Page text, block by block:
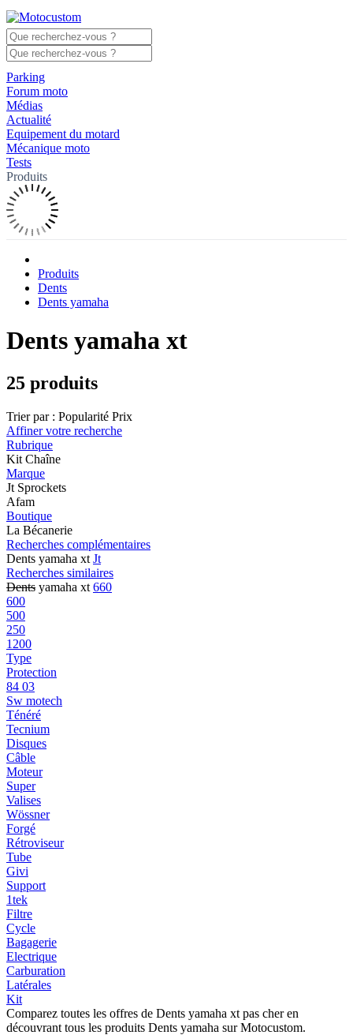
Parking
Forum moto
Médias
Actualité
Equipement du motard
Mécanique moto
Tests
Produits
Produits
Dents
Dents yamaha
Dents yamaha xt
25 produits
Trier par : Popularité Prix
Affiner votre recherche
Rubrique
Kit Chaîne
Marque
Jt Sprockets
Afam
Boutique
La Bécanerie
Recherches complémentaires
Dents yamaha xt Jt
Recherches similaires
Dents yamaha xt 660
600
500
250
1200
Type
Protection
84 03
Sw motech
Ténéré
Tecnium
Disques
Câble
Moteur
Super
Valises
Wössner
Forgé
Rétroviseur
Tube
Givi
Support
1tek
Filtre
Cycle
Bagagerie
Electrique
Carburation
Latérales
Kit
Comparez toutes les offres de Dents yamaha xt pas cher en
découvrant tous les produits Dents yamaha sur Motocustom.